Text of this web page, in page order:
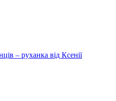
– руханка від Ксенії